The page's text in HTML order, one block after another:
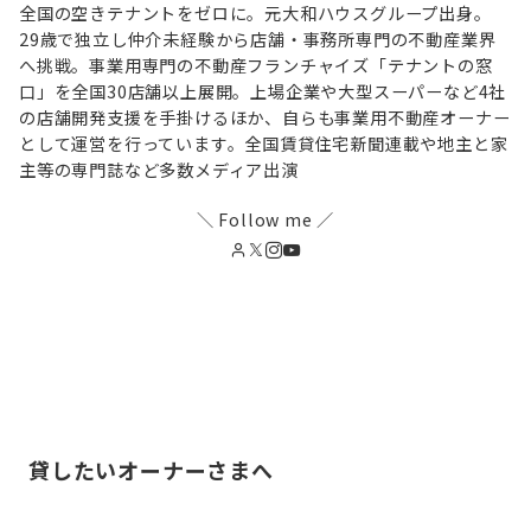
全国の空きテナントをゼロに。元大和ハウスグループ出身。
29歳で独立し仲介未経験から店舗・事務所専門の不動産業界
へ挑戦。事業用専門の不動産フランチャイズ「テナントの窓
口」を全国30店舗以上展開。上場企業や大型スーパーなど4社
の店舗開発支援を手掛けるほか、自らも事業用不動産オーナー
として運営を行っています。全国賃貸住宅新聞連載や地主と家
主等の専門誌など多数メディア出演
＼ Follow me ／
貸したいオーナーさまへ